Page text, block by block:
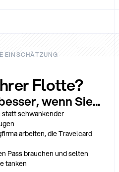
EINSCHÄTZUNG
Flotte?
wenn Sie...
schwankender
arbeiten, die Travelcard
Pass brauchen und selten
tanken